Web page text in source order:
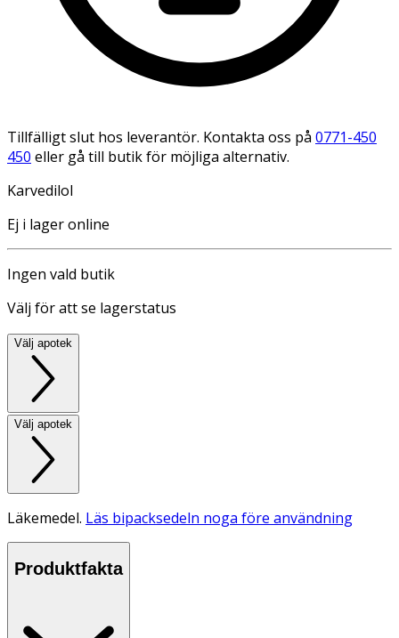
Tillfälligt slut hos leverantör. Kontakta oss på 0771-450
450 eller gå till butik för möjliga alternativ.
Karvedilol
Ej i lager online
Ingen vald butik
Välj för att se lagerstatus
Välj apotek
Välj apotek
Läkemedel. Läs bipacksedeln noga före användning
Produktfakta